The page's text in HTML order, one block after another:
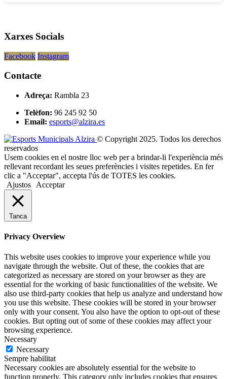
Xarxes Socials
Facebook Instagram
Contacte
Adreça: Rambla 23
Telèfon: 96 245 92 50
Email: esports@alzira.es
© Copyright 2025. Todos los derechos
reservados
Usem cookies en el nostre lloc web per a brindar-li l'experiència més
rellevant recordant les seues preferències i visites repetides. En fer
clic a "Acceptar", accepta l'ús de TOTES les cookies.
Ajustos
Acceptar
Tanca
Privacy Overview
This website uses cookies to improve your experience while you
navigate through the website. Out of these, the cookies that are
categorized as necessary are stored on your browser as they are
essential for the working of basic functionalities of the website. We
also use third-party cookies that help us analyze and understand how
you use this website. These cookies will be stored in your browser
only with your consent. You also have the option to opt-out of these
cookies. But opting out of some of these cookies may affect your
browsing experience.
Necessary
Necessary
Sempre habilitat
Necessary cookies are absolutely essential for the website to
function properly. This category only includes cookies that ensures